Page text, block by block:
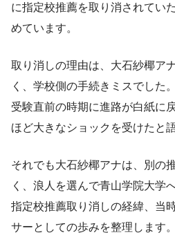
に指定校推薦を取り消されてい
めています。
取り消しの理由は、大石紗椰ア
く、学校側の手続きミスでした
受験直前の時期に進路が白紙に
ほど大きなショックを受けたと
それでも大石紗椰アナは、別の
く、浪人を選んで青山学院大学
指定校推薦取り消しの経緯、当
サーとしての歩みを整理します。